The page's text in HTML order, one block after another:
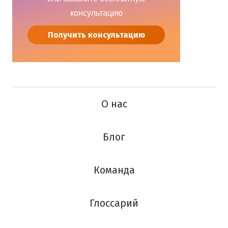
консультацию
Получить консультацию
О нас
Блог
Команда
Глоссарий